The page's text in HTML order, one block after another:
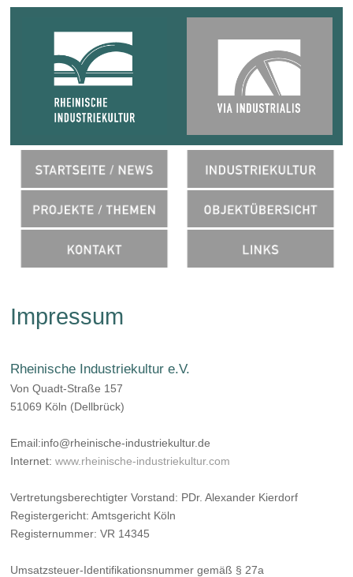
Impressum
Rheinische Industriekultur e.V.
Von Quadt-Straße 157
51069 Köln (Dellbrück)
Email:info@rheinische-industriekultur.de
Internet:www.rheinische-industriekultur.com
Vertretungsberechtigter Vorstand: PDr. Alexander Kierdorf
Registergericht: Amtsgericht Köln
Registernummer: VR 14345
Umsatzsteuer-Identifikationsnummer gemäß § 27a